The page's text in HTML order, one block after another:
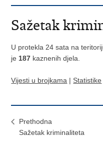
Sažetak
U protekla 24 sata na
je 187 kaznenih djela.
Vijesti u brojkama | Statistike
Prethodna
Sažetak kriminaliteta